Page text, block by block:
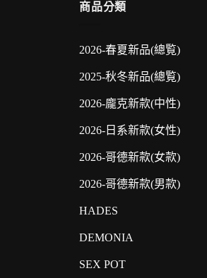
鍵
商品分類
2026-春夏新品(總覧)
2025-秋冬新品(總覧)
2026-龐克新款(中性)
2026-日系新款(女性)
2026-哥德新款(女款)
2026-哥德新款(男款)
HADES
DEMONIA
SEX POT